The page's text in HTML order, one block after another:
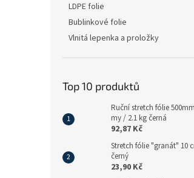
LDPE folie
Bublinkové folie
Vlnitá lepenka a proložky
Top 10 produktů
Ruční stretch fólie
my / 2.1 kg černá
92,87 Kč
Stretch fólie "granát" 10
černý
23,90 Kč